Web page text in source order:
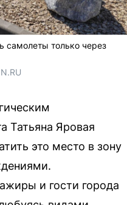
самолеты только через
Татьяна Яровая
это место в зону
и гости города